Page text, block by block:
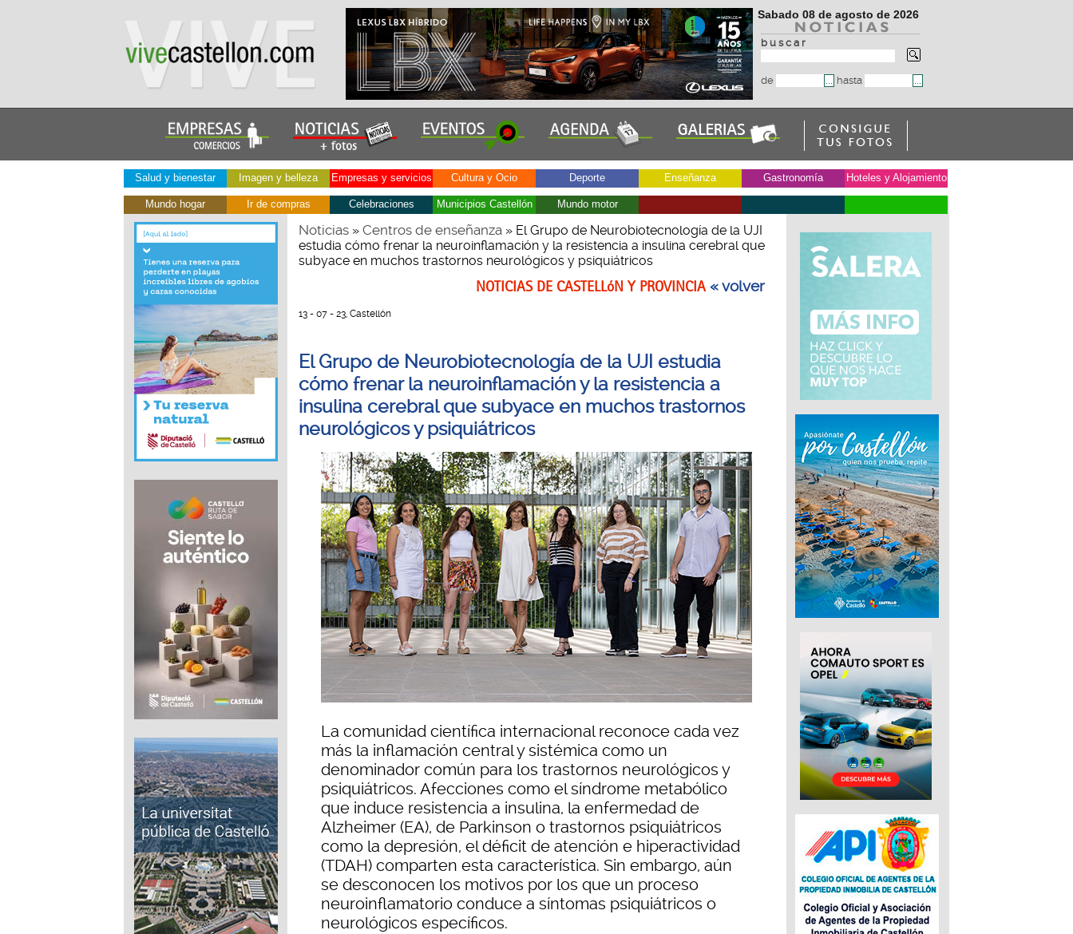
Sabado 08 de agosto de 2026
b u s c a r
de hasta
Salud y bienestar Imagen y belleza Empresas y servicios Cultura y Ocio Deporte Enseñanza Gastronomía Hoteles y Alojamiento
Mundo hogar Ir de compras Celebraciones Municipios Castellón Mundo motor
Noticias» Centros de enseñanza» El Grupo de Neurobiotecnología de la UJI
estudia cómo frenar la neuroinflamación y la resistencia a insulina cerebral que
subyace en muchos trastornos neurológicos y psiquiátricos
NOTICIAS DE CASTELLóN Y PROVINCIA« volver
13 - 07 - 23, Castellón
El Grupo de Neurobiotecnología de la UJI estudia
cómo frenar la neuroinflamación y la resistencia a
insulina cerebral que subyace en muchos trastornos
neurológicos y psiquiátricos
La comunidad científica internacional reconoce cada vez
más la inflamación central y sistémica como un
denominador común para los trastornos neurológicos y
psiquiátricos. Afecciones como el síndrome metabólico
que induce resistencia a insulina, la enfermedad de
Alzheimer (EA), de Parkinson o trastornos psiquiátricos
como la depresión, el déficit de atención e hiperactividad
(TDAH) comparten esta característica. Sin embargo, aún
se desconocen los motivos por los que un proceso
neuroinflamatorio conduce a síntomas psiquiátricos o
neurológicos específicos.